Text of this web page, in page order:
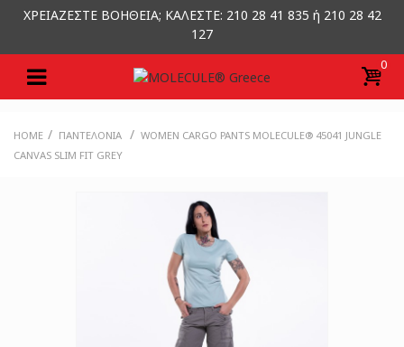
ΧΡΕΙΑΖΕΣΤΕ ΒΟΗΘΕΙΑ; ΚΑΛΕΣΤΕ: 210 28 41 835 ή 210 28 42
127
0
HOME / ΠΑΝΤΕΛΌΝΙΑ / WOMEN CARGO PANTS MOLECULE® 45041 JUNGLE
CANVAS SLIM FIT GREY